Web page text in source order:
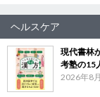
ヘルスケア
現代書林
考塾の15
2026年8